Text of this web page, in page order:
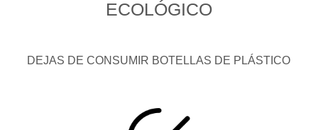
ECOLÓGICO
DEJAS DE CONSUMIR BOTELLAS DE PLÁSTICO